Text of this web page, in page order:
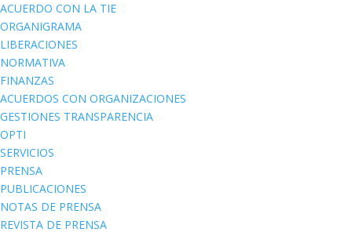
ACUERDO CON LA TIE
ORGANIGRAMA
LIBERACIONES
NORMATIVA
FINANZAS
ACUERDOS CON ORGANIZACIONES
GESTIONES TRANSPARENCIA
OPTI
SERVICIOS
PRENSA
PUBLICACIONES
NOTAS DE PRENSA
REVISTA DE PRENSA